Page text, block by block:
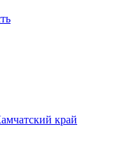
край